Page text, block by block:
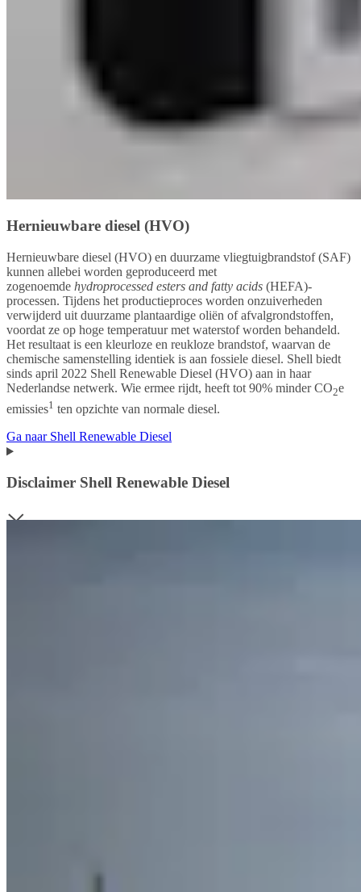
Hernieuwbare diesel (HVO)
Hernieuwbare diesel (HVO) en duurzame vliegtuigbrandstof (SAF)
kunnen allebei worden geproduceerd met
zogenoemde hydroprocessed esters and fatty acids (HEFA)-
processen. Tijdens het productieproces worden onzuiverheden
verwijderd uit duurzame plantaardige oliën of afvalgrondstoffen,
voordat ze op hoge temperatuur met waterstof worden behandeld.
Het resultaat is een kleurloze en reukloze brandstof, waarvan de
chemische samenstelling identiek is aan fossiele diesel. Shell biedt
sinds april 2022 Shell Renewable Diesel (HVO) aan in haar
Nederlandse netwerk. Wie ermee rijdt, heeft tot 90% minder CO2e
emissies1 ten opzichte van normale diesel.
Ga naar Shell Renewable Diesel
Disclaimer Shell Renewable Diesel